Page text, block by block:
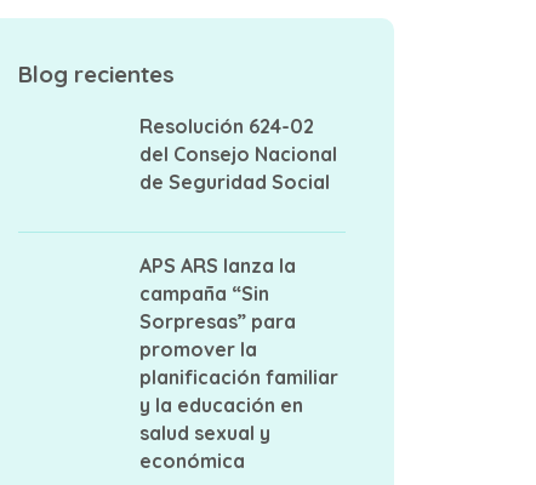
Blog recientes
Resolución 624-02
del Consejo Nacional
de Seguridad Social
APS ARS lanza la
campaña “Sin
Sorpresas” para
promover la
planificación familiar
y la educación en
salud sexual y
económica